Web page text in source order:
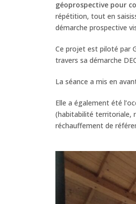
géoprospective pour
répétition, tout en
démarche prospective
Ce projet est piloté par
travers sa démarche
La séance a mis en
Elle a également été
(habitabilité territoriale,
réchauffement de